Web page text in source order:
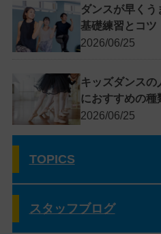
ダンスが早く
基礎練習とコツ
2026/06/25
キッズダンス
におすすめの種
2026/06/25
TOPICS
スタッフブログ